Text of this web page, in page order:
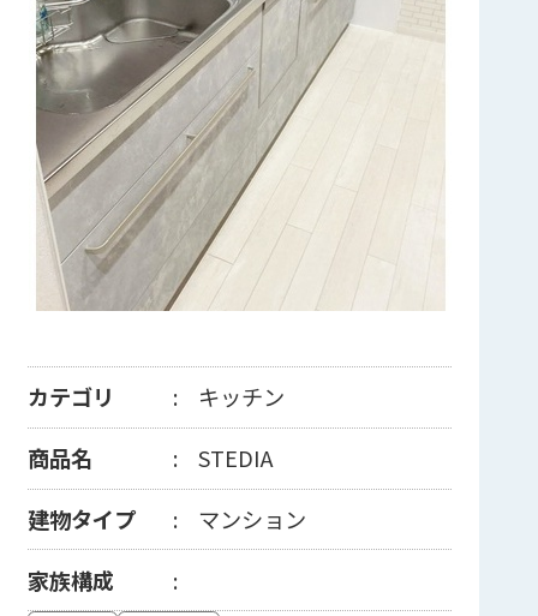
カテゴリ
キッチン
商品名
STEDIA
建物タイプ
マンション
家族構成